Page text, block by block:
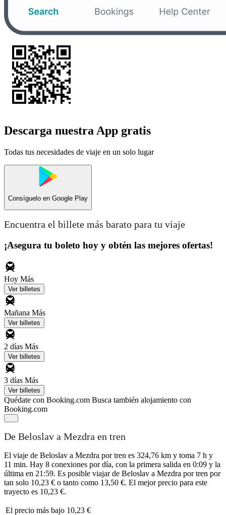
Descarga nuestra App gratis
Todas tus necesidades de viaje en un solo lugar
Consíguelo en Google Play
Encuentra el billete más barato para tu viaje
¡Asegura tu boleto hoy y obtén las mejores ofertas!
Hoy Más
Ver billetes
Mañana Más
Ver billetes
2 días Más
Ver billetes
3 días Más
Ver billetes
Quédate con Booking.com Busca también alojamiento con
Booking.com
De Beloslav a Mezdra en tren
El viaje de Beloslav a Mezdra por tren es 324,76 km y toma 7 h y
11 min. Hay 8 conexiones por día, con la primera salida en 0:09 y la
última en 21:59. Es posible viajar de Beloslav a Mezdra por tren por
tan solo 10,23 € o tanto como 13,50 €. El mejor precio para este
trayecto es 10,23 €.
El precio más bajo 10,23 €